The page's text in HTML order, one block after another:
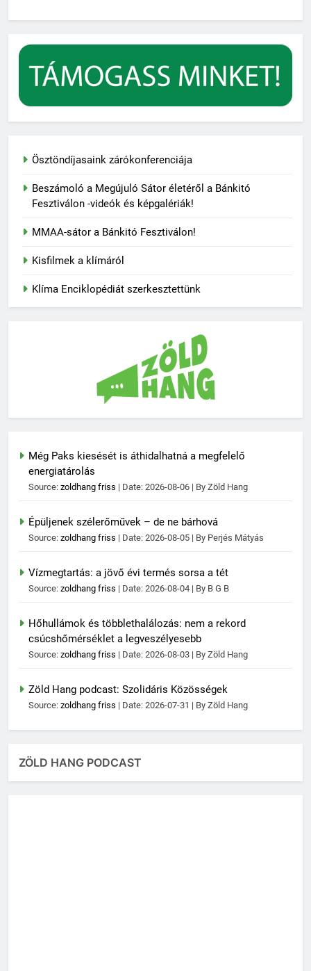
Ösztöndíjasaink zárókonferenciája
Beszámoló a Megújuló Sátor életéről a Bánkitó
Fesztiválon -videók és képgalériák!
MMAA-sátor a Bánkitó Fesztiválon!
Kisfilmek a klímáról
Klíma Enciklopédiát szerkesztettünk
Még Paks kiesését is áthidalhatná a megfelelő
energiatárolás
Source: zoldhang friss Date: 2026-08-06 By Zöld Hang
Épüljenek szélerőművek – de ne bárhová
Source: zoldhang friss Date: 2026-08-05 By Perjés Mátyás
Vízmegtartás: a jövő évi termés sorsa a tét
Source: zoldhang friss Date: 2026-08-04 By B G B
Hőhullámok és többlethalálozás: nem a rekord
csúcshőmérséklet a legveszélyesebb
Source: zoldhang friss Date: 2026-08-03 By Zöld Hang
Zöld Hang podcast: Szolidáris Közösségek
Source: zoldhang friss Date: 2026-07-31 By Zöld Hang
ZÖLD HANG PODCAST